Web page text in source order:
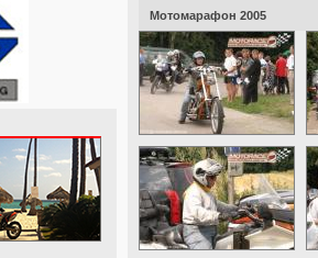
Мотомарафон 2005